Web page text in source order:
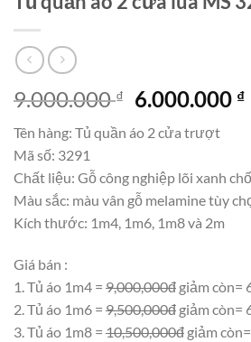
9.000.000₫
Giá
gốc
là:
6.000.000 ₫
Tên hàng: Tủ quần áo 2 cửa trượt
Mã số: 3291
Chất liệu: Gỗ công nghiệp lõi xanh
Màu sắc: màu vân gỗ melamine tùy
Kích thước: 1m4, 1m6, 1m8 và 2m
Giá bán :
1. Tủ áo 1m4 = 9,000,000đ giảm còn=
2. Tủ áo 1m6 = 9,500,000đ giảm còn=
3. Tủ áo 1m8 = 10,500,000đ giảm